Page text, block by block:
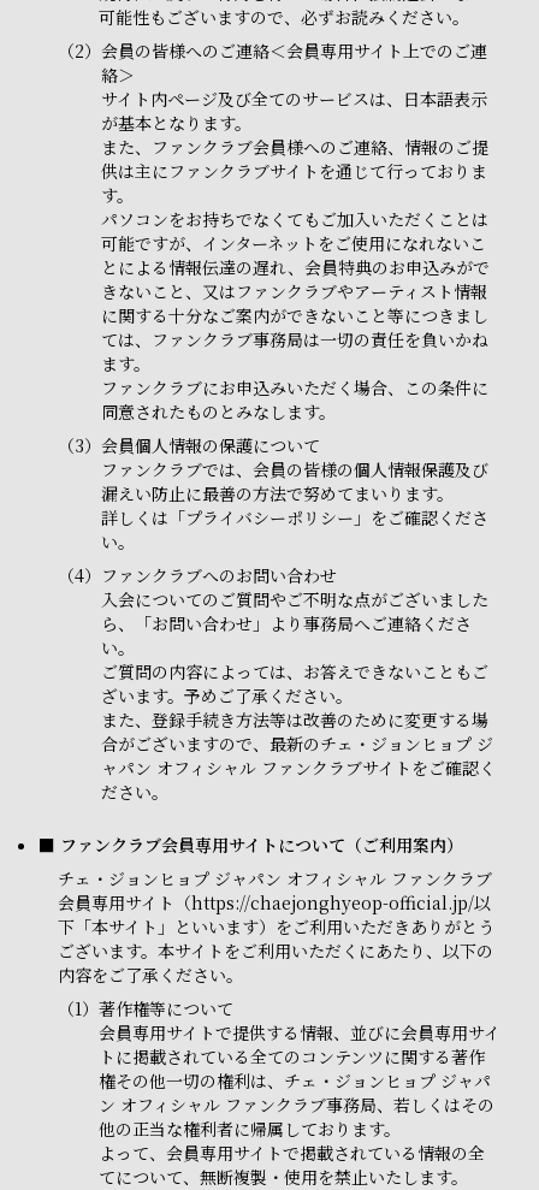
可能性もございますので、必ずお読みください。
（2） 会員の皆様へのご連絡＜会員専用サイト上でのご連
絡＞
サイト内ページ及び全てのサービスは、日本語表示
が基本となります。
また、ファンクラブ会員様へのご連絡、情報のご提
供は主にファンクラブサイトを通じて行っておりま
す。
パソコンをお持ちでなくてもご加入いただくことは
可能ですが、インターネットをご使用になれないこ
とによる情報伝達の遅れ、会員特典のお申込みがで
きないこと、又はファンクラブやアーティスト情報
に関する十分なご案内ができないこと等につきまし
ては、ファンクラブ事務局は一切の責任を負いかね
ます。
ファンクラブにお申込みいただく場合、この条件に
同意されたものとみなします。
（3） 会員個人情報の保護について
ファンクラブでは、会員の皆様の個人情報保護及び
漏えい防止に最善の方法で努めてまいります。
詳しくは「プライバシーポリシー」をご確認くださ
い。
（4） ファンクラブへのお問い合わせ
入会についてのご質問やご不明な点がございました
ら、「お問い合わせ」より事務局へご連絡くださ
い。
ご質問の内容によっては、お答えできないこともご
ざいます。予めご了承ください。
また、登録手続き方法等は改善のために変更する場
合がございますので、最新のチェ・ジョンヒョプ ジ
ャパン オフィシャル ファンクラブサイトをご確認く
ださい。
■ ファンクラブ会員専用サイトについて（ご利用案内）
チェ・ジョンヒョプ ジャパン オフィシャル ファンクラブ
会員専用サイト（https://chaejonghyeop-official.jp/以
下「本サイト」といいます）をご利用いただきありがとう
ございます。本サイトをご利用いただくにあたり、以下の
内容をご了承ください。
（1） 著作権等について
会員専用サイトで提供する情報、並びに会員専用サイ
トに掲載されている全てのコンテンツに関する著作
権その他一切の権利は、チェ・ジョンヒョプ ジャパ
ン オフィシャル ファンクラブ事務局、若しくはその
他の正当な権利者に帰属しております。
よって、会員専用サイトで掲載されている情報の全
てについて、無断複製・使用を禁止いたします。